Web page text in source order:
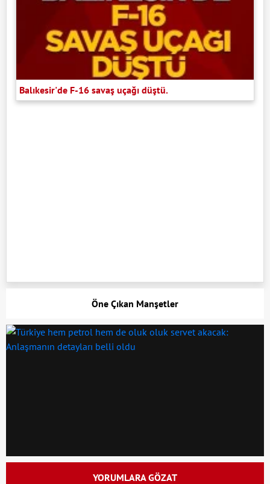
Balıkesir'de F-16 savaş uçağı düştü.
Öne Çıkan Manşetler
YORUMLARA GÖZAT